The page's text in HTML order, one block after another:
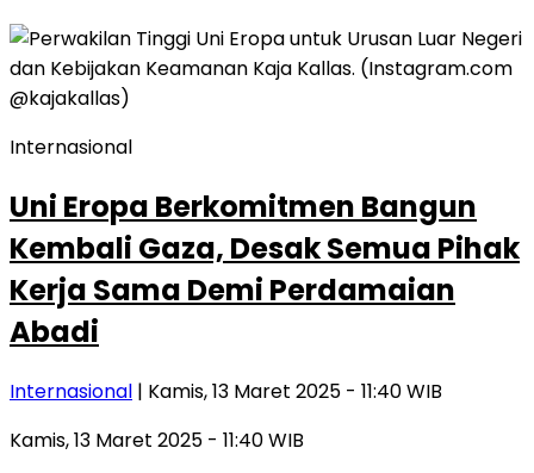
Internasional
Uni Eropa Berkomitmen Bangun
Kembali Gaza, Desak Semua Pihak
Kerja Sama Demi Perdamaian
Abadi
Internasional | Kamis, 13 Maret 2025 - 11:40 WIB
Kamis, 13 Maret 2025 - 11:40 WIB